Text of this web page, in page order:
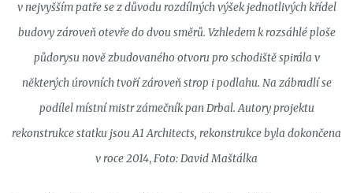
v nejvyšším patře se z důvodu rozdílných výšek jednotlivých křídel
budovy zároveň otevře do dvou směrů. Vzhledem k rozsáhlé ploše
půdorysu nově zbudovaného otvoru pro schodiště spirála v
některých úrovních tvoří zároveň strop i podlahu. Na zábradlí se
podílel místní mistr zámečník pan Drbal. Autory projektu
rekonstrukce statku jsou A1 Architects, rekonstrukce byla dokončena
v roce 2014,Foto: David Maštálka